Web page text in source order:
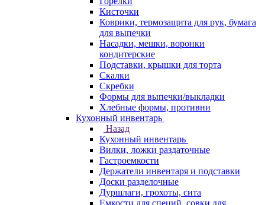
Кисточки
Коврики, термозащита для рук, бумага
для выпечки
Насадки, мешки, воронки
кондитерские
Подставки, крышки для торта
Скалки
Скребки
Формы для выпечки/выкладки
Хлебные формы, противни
Кухонный инвентарь
Назад
Кухонный инвентарь
Вилки, ложки раздаточные
Гастроемкости
Держатели инвентаря и подставки
Доски разделочные
Дуршлаги, грохоты, сита
Емкости для специй, совки для